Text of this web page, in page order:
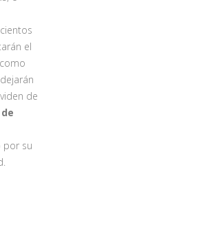
el
de
por su